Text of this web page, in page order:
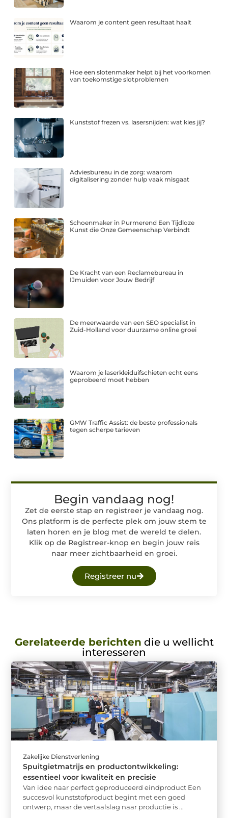
Waarom je content geen resultaat haalt
Hoe een slotenmaker helpt bij het voorkomen
van toekomstige slotproblemen
Kunststof frezen vs. lasersnijden: wat kies jij?
Adviesbureau in de zorg: waarom
digitalisering zonder hulp vaak misgaat
Schoenmaker in Purmerend Een Tijdloze
Kunst die Onze Gemeenschap Verbindt
De Kracht van een Reclamebureau in
IJmuiden voor Jouw Bedrijf
De meerwaarde van een SEO specialist in
Zuid-Holland voor duurzame online groei
Waarom je laserkleiduifschieten echt eens
geprobeerd moet hebben
GMW Traffic Assist: de beste professionals
tegen scherpe tarieven
Begin vandaag nog!
Zet de eerste stap en registreer je vandaag nog.
Ons platform is de perfecte plek om jouw stem te
laten horen en je blog met de wereld te delen.
Klik op de Registreer-knop en begin jouw reis
naar meer zichtbaarheid en groei.
Registreer nu
Gerelateerde berichten die u wellicht
interesseren
Zakelijke Dienstverlening
Spuitgietmatrijs en productontwikkeling:
essentieel voor kwaliteit en precisie
Van idee naar perfect geproduceerd eindproduct Een
succesvol kunststofproduct begint met een goed
ontwerp, maar de vertaalslag naar productie is ...